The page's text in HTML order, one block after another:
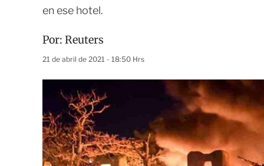
en ese hotel.
Por: Reuters
21 de abril de 2021 - 18:50 Hrs